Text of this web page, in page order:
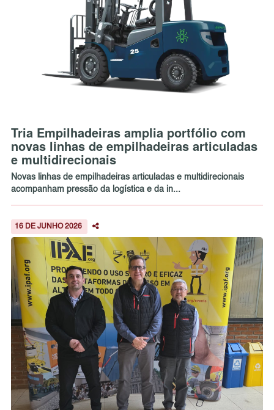
Tria Empilhadeiras amplia portfólio com
novas linhas de empilhadeiras articuladas
e multidirecionais
Novas linhas de empilhadeiras articuladas e multidirecionais
acompanham pressão da logística e da in...
16 DE JUNHO 2026